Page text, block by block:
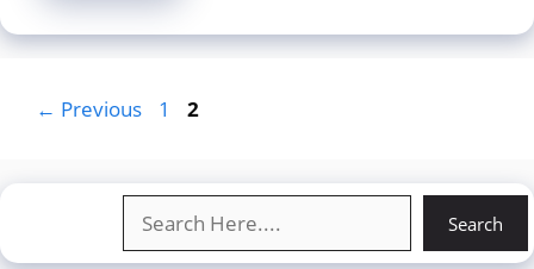
← Previous Page
1 Page
2
Search